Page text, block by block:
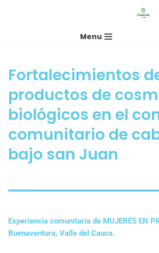
Menu
Fortalecimientos
productos de
biológicos en el
comunitario de
bajo san Juan
Experiencia comunitaria de MUJERES EN
Buenaventura, Valle del Cauca.